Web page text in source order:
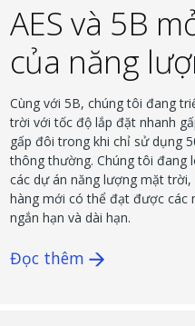
AES và 5B
của năng
Cùng với 5B, chúng tôi đang
trời với tốc độ lắp đặt nhanh
gấp đôi trong khi chỉ sử dụng
thông thường. Chúng tôi đang
các dự án năng lượng mặt
hàng mới có thể đạt được các
ngắn hạn và dài hạn.
Đọc thêm